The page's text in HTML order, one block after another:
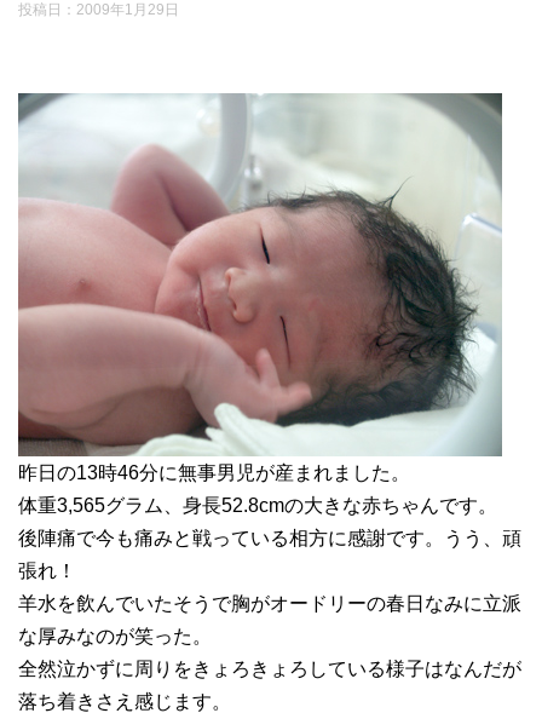
投稿日： 2009年1月29日
昨日の13時46分に無事男児が産まれました。
体重3,565グラム、身長52.8cmの大きな赤ちゃんです。
後陣痛で今も痛みと戦っている相方に感謝です。うう、頑
張れ！
羊水を飲んでいたそうで胸がオードリーの春日なみに立派
な厚みなのが笑った。
全然泣かずに周りをきょろきょろしている様子はなんだが
落ち着きさえ感じます。